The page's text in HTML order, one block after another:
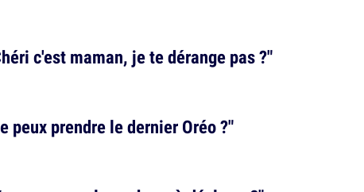
c'est maman, je te dérange pas ?"
peux prendre le dernier Oréo ?"